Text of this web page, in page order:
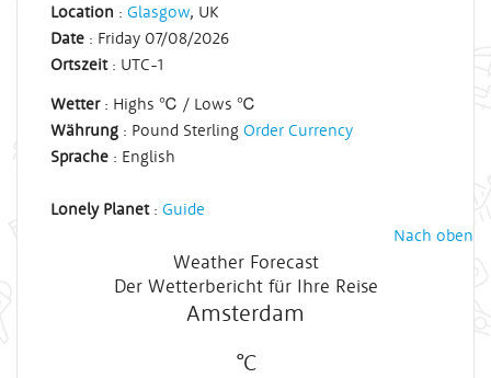
Location : Glasgow, UK
Date : Friday 07/08/2026
Ortszeit: UTC-1
Wetter: Highs ℃ / Lows ℃
Währung : Pound Sterling Order Currency
Sprache : English
Lonely Planet: Guide
Nach oben
Weather Forecast
Der Wetterbericht für Ihre Reise
Amsterdam
°C